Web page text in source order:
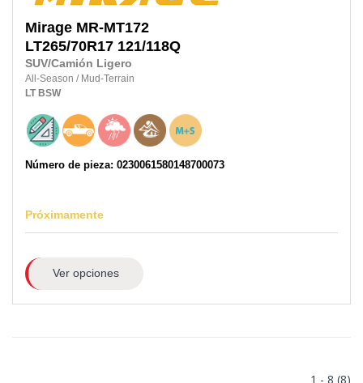
Mirage MR-MT172
LT265/70R17 121/118Q
SUV/Camión Ligero
All-Season / Mud-Terrain
LT BSW
Número de pieza: 0230061580148700073
Próximamente
Ver opciones
1 - 8 (8)